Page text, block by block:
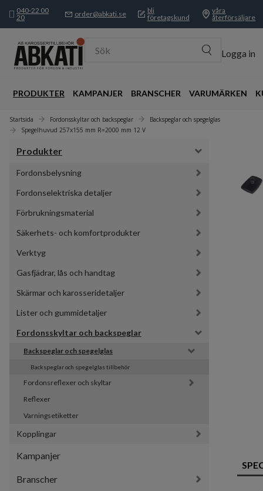
040-22 00
20
order@abkati.se
bli
företagskund
våra
återförsäljare
Sök Logga in
PRODUKTER KAMPANJER BRANSCHER VARUMÄRKEN
Startsida Fordonsskyltar och backspeglar
Backspeglar och spegelglas
Spegelhuvud 257x155 mm R=2000 mm 12 V
Produkter
Fordonsbelysning
Fordonselektriska detaljer
Förbrukningsmaterial
Säkerhets- och komfortprodukter
Verktyg
Gasfjädrar, lås och handtag
Skärmar och karosseridetaljer
Lister och gummidetaljer
Fordonsskyltar och backspeglar
Backspeglar och spegelglas
Backspeglar och spegelglas tillbehör
Fordonsreflexer och skyltar
Reflexer
Varningsetiketter
Kopplingar
Kampanjer
Branscher